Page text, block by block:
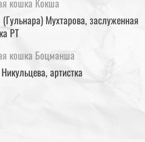
кошка Кокша
(Гульнара) Мухтарова, заслуженная
РТ
кошка Боцманша
артистка